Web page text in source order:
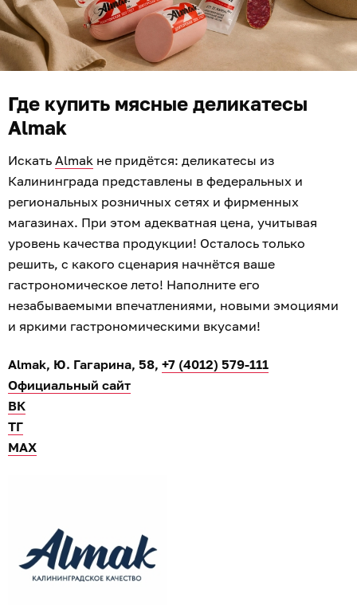
Где купить мясные деликатесы
Almak
Искать Almak не придётся: деликатесы из
Калининграда представлены в федеральных и
региональных розничных сетях и фирменных
магазинах. При этом адекватная цена, учитывая
уровень качества продукции! Осталось только
решить, с какого сценария начнётся ваше
гастрономическое лето! Наполните его
незабываемыми впечатлениями, новыми эмоциями
и яркими гастрономическими вкусами!
Almak, Ю. Гагарина, 58, +7 (4012) 579-111
Официальный сайт
ВК
ТГ
МАХ